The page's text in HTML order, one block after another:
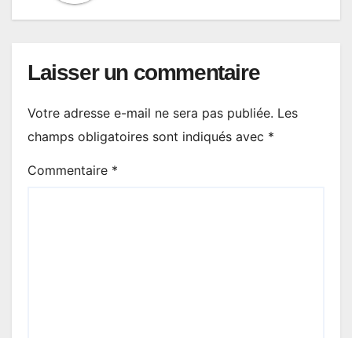
Laisser un commentaire
Votre adresse e-mail ne sera pas publiée. Les
champs obligatoires sont indiqués avec *
Commentaire *